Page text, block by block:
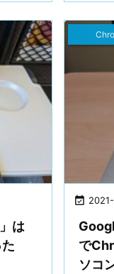
は

で
ソコ